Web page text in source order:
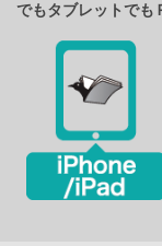
でもタブレットでも